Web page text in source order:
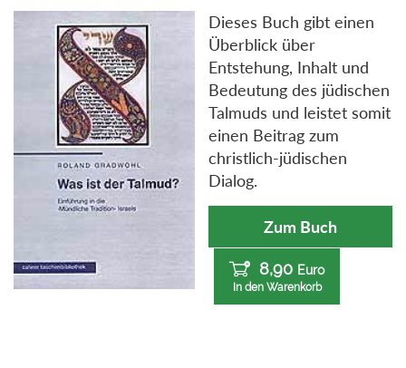
Dieses Buch gibt einen
Überblick über
Entstehung, Inhalt und
Bedeutung des jüdischen
Talmuds und leistet somit
einen Beitrag zum
christlich-jüdischen
Dialog.
Zum Buch
8,90 Euro
In den Warenkorb